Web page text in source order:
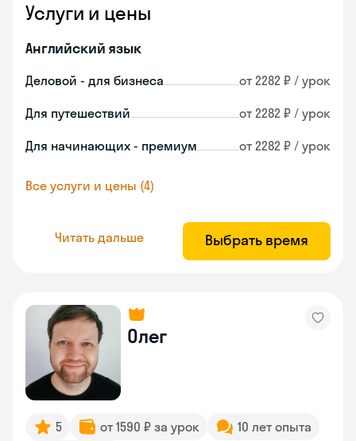
Услуги и цены
Английский язык
Деловой - для бизнеса от 2282 ₽ / урок
Для путешествий от 2282 ₽ / урок
Для начинающих - премиум от 2282 ₽ / урок
Все услуги и цены (4)
Читать дальше Выбрать время
Олег
5 от 1590 ₽ за урок
10 лет опыта